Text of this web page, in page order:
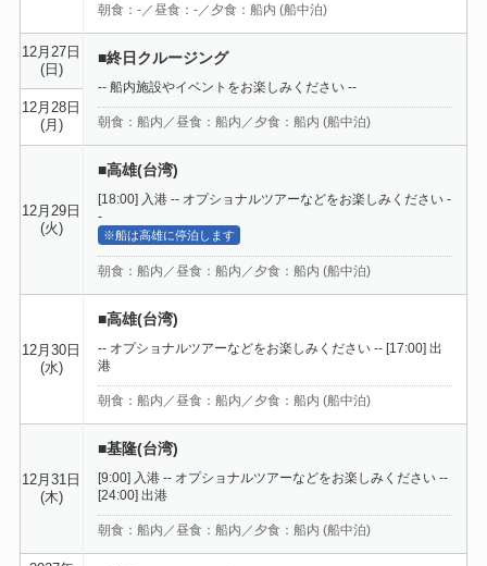
朝食：-／昼食：-／夕食：船内 (船中泊)
12月27日
(日)
■終日クルージング
-- 船内施設やイベントをお楽しみください --
朝食：船内／昼食：船内／夕食：船内 (船中泊)
12月28日
(月)
12月29日
(火)
■高雄(台湾)
[18:00] 入港 -- オプショナルツアーなどをお楽しみください -
-
※船は高雄に停泊します
朝食：船内／昼食：船内／夕食：船内 (船中泊)
12月30日
(水)
■高雄(台湾)
-- オプショナルツアーなどをお楽しみください -- [17:00] 出
港
朝食：船内／昼食：船内／夕食：船内 (船中泊)
12月31日
(木)
■基隆(台湾)
[9:00] 入港 -- オプショナルツアーなどをお楽しみください --
[24:00] 出港
朝食：船内／昼食：船内／夕食：船内 (船中泊)